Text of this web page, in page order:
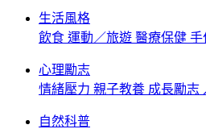
生活風格
飲食 運動／旅遊 醫療保健 手
心理勵志
情緒壓力 親子教養 成長勵志
自然科普